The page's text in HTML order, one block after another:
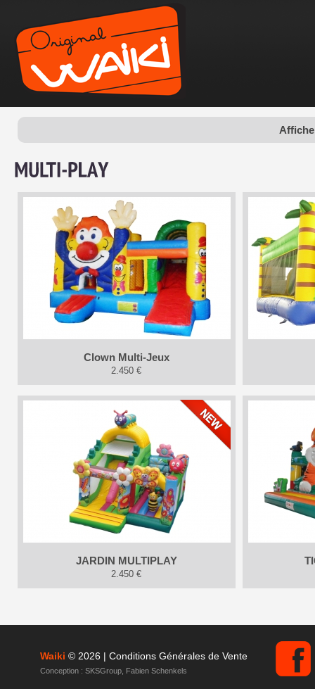
Clown Multi-Jeux
2.450 €
JARDIN MULTIPLAY
2.450 €
Waiki © 2026 | Conditions Générales de Vente
Conception : SKSGroup Fabien Schenkels